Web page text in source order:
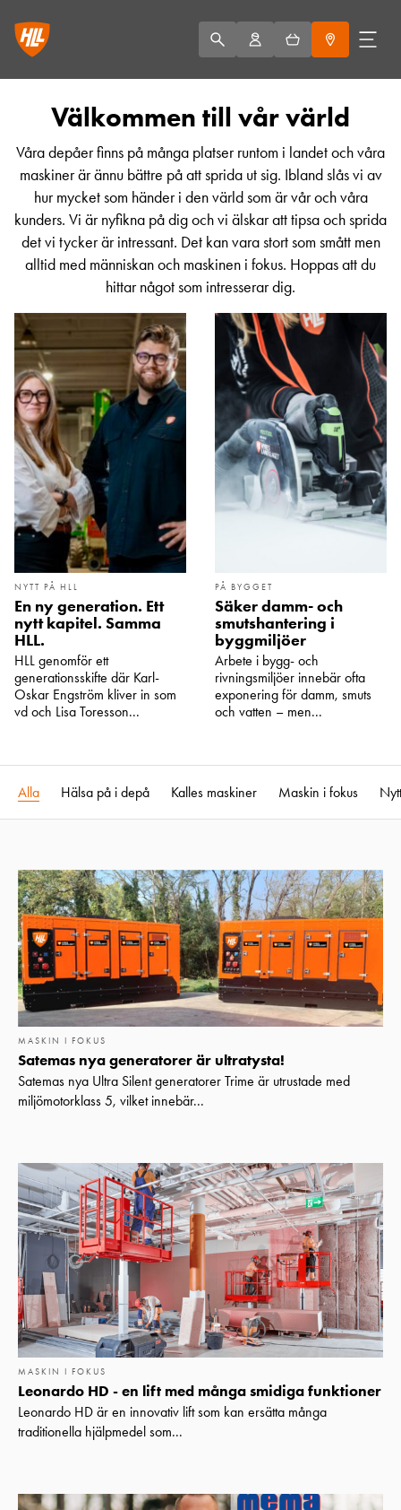
Välkommen till vår värld
Våra depåer finns på många platser runtom i landet och våra
maskiner är ännu bättre på att sprida ut sig. Ibland slås vi av
hur mycket som händer i den värld som är vår och våra
kunders. Vi är nyfikna på dig och vi älskar att tipsa och sprida
det vi tycker är intressant. Det kan vara stort som smått men
alltid med människan och maskinen i fokus. Hoppas att du
hittar något som intresserar dig.
NYTT PÅ HLL
En ny generation. Ett
nytt kapitel. Samma
HLL.
HLL genomför ett
generationsskifte där Karl-
Oskar Engström kliver in som
vd och Lisa Toresson...
PÅ BYGGET
Säker damm- och
smutshantering i
byggmiljöer
Arbete i bygg- och
rivningsmiljöer innebär ofta
exponering för damm, smuts
och vatten – men...
Alla Hälsa på i depå Kalles maskiner Maskin i fokus
MASKIN I FOKUS
Satemas nya generatorer är ultratysta!
Satemas nya Ultra Silent generatorer Trime är utrustade med
miljömotorklass 5, vilket innebär...
MASKIN I FOKUS
Leonardo HD - en lift med många smidiga funktioner
Leonardo HD är en innovativ lift som kan ersätta många
traditionella hjälpmedel som...